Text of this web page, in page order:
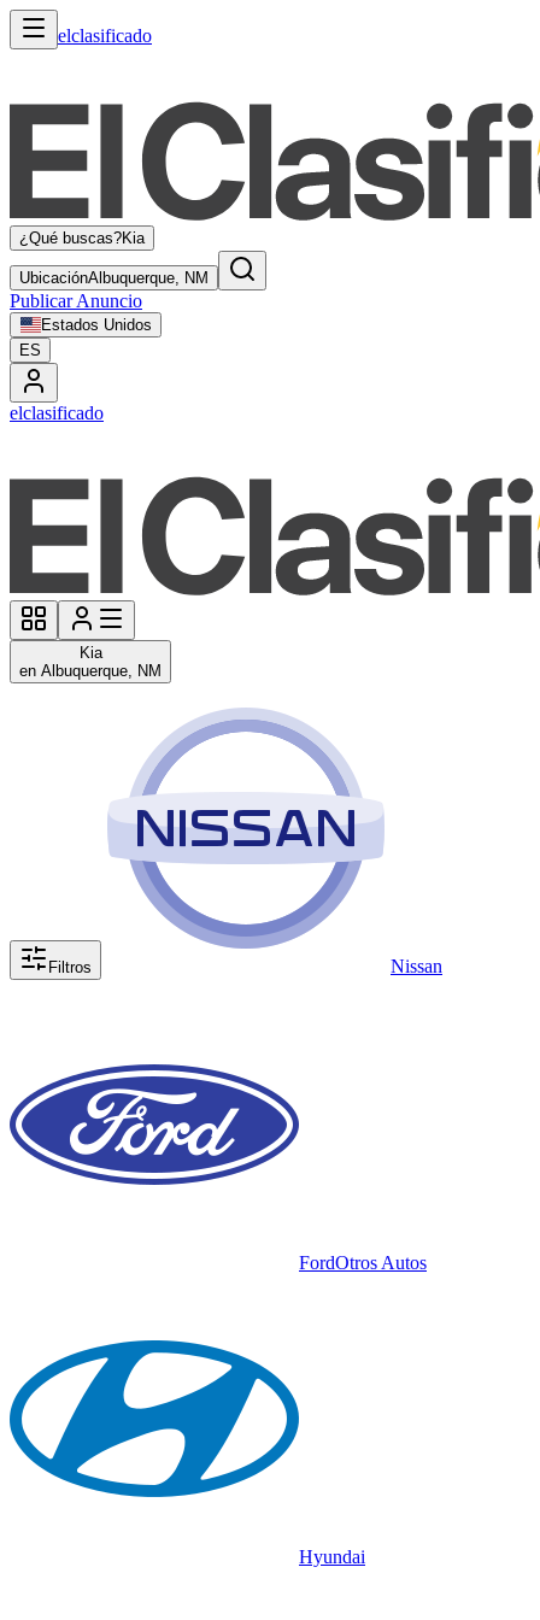
elclasificado
¿Qué buscas?Kia
UbicaciónAlbuquerque, NM
Publicar Anuncio
Estados Unidos
ES
elclasificado
Kia
en Albuquerque, NM
Filtros Nissan
FordOtros Autos
Hyundai